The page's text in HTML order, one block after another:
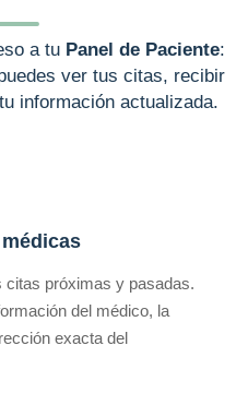
a tu Panel de Paciente:
ver tus citas, recibir
información actualizada.
citas próximas y pasadas.
del médico, la
exacta del